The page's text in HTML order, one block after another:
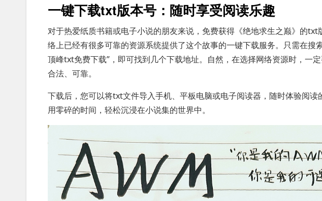
一键下载txt版本号：随时享受阅读乐趣
对于热爱纸质书籍或电子小说的朋友来说，免费获得《绝地求生之巅》的
络上已经有很多可靠的资源系统提供了这个故事的一键下载服务。只需在搜
顶峰txt免费下载”，即可找到几个下载地址。自然，在选择网络资源时，一定
合法、可靠。
下载后，您可以将txt文件导入手机、平板电脑或电子阅读器，随时体验阅
用零碎的时间，轻松沉浸在小说集的世界中。